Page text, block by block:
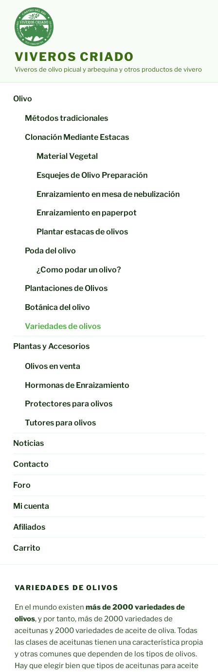
contenido
VIVEROS CRIADO
Viveros de olivo picual y arbequina y otros productos de vivero
Olivo
Métodos tradicionales
Clonación Mediante Estacas
Material Vegetal
Esquejes de Olivo Preparación
Enraizamiento en mesa de nebulización
Enraizamiento en paperpot
Plantar estacas de olivos
Poda del olivo
¿Como podar un olivo?
Plantaciones de Olivos
Botánica del olivo
Variedades de olivos
Plantas y Accesorios
Olivos en venta
Hormonas de Enraizamiento
Protectores para olivos
Tutores para olivos
Noticias
Contacto
Foro
Mi cuenta
Afiliados
Carrito
VARIEDADES DE OLIVOS
En el mundo existen más de 2000 variedades de
olivos, y por tanto, más de 2000 variedades de
aceitunas y 2000 variedades de aceite de oliva. Todas
las clases de aceitunas tienen una característica propia
y otras comunes que dependen de los tipos de olivos.
Hay que elegir bien que tipos de aceitunas para aceite